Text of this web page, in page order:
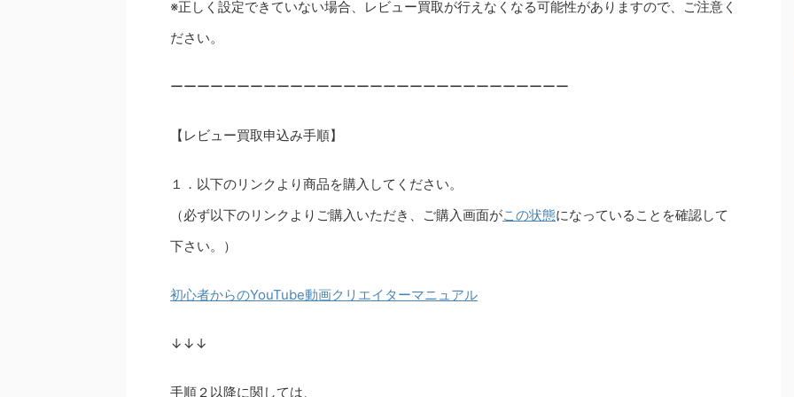
※正しく設定できていない場合、レビュー買取が行えなくなる可能性がありますので、ご注意く
ださい。
ーーーーーーーーーーーーーーーーーーーーーーーーーーーーーー
【レビュー買取申込み手順】
１．以下のリンクより商品を購入してください。
（必ず以下のリンクよりご購入いただき、ご購入画面がこの状態になっていることを確認して
下さい。）
初心者からのYouTube動画クリエイターマニュアル
↓↓↓
手順２以降に関しては、